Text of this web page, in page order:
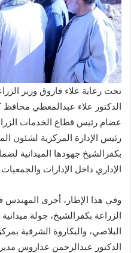
تحت رعاية علاء فاروق وزير
الدكتور علاء عبدالمعطي محافظ
عضام رئيس قطاع الخدمات
رئيس الإدارة المركزية لشئون
بكفرالشيخ جهودها الميدانية
الإداري داخل الإدارات والجمعيات
وفي هذا الإطار، أجرى المهندس
الزراعة بكفرالشيخ، جولة
البلاصي، والبكاروة الشرقية
الدكتور عبدالرحمن عداروس